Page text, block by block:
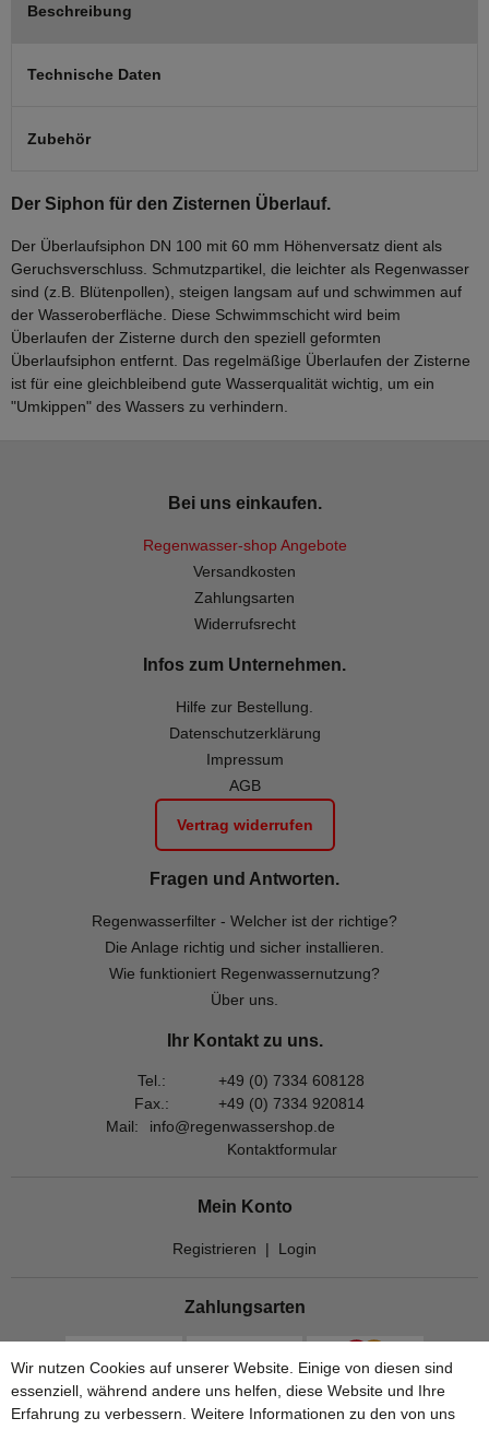
Beschreibung
Technische Daten
Zubehör
Der Siphon für den Zisternen Überlauf.
Der Überlaufsiphon DN 100 mit 60 mm Höhenversatz dient als
Geruchsverschluss. Schmutzpartikel, die leichter als Regenwasser
sind (z.B. Blütenpollen), steigen langsam auf und schwimmen auf
der Wasseroberfläche. Diese Schwimmschicht wird beim
Überlaufen der Zisterne durch den speziell geformten
Überlaufsiphon entfernt. Das regelmäßige Überlaufen der Zisterne
ist für eine gleichbleibend gute Wasserqualität wichtig, um ein
"Umkippen" des Wassers zu verhindern.
Bei uns einkaufen.
Regenwasser-shop Angebote
Versandkosten
Zahlungsarten
Widerrufsrecht
Infos zum Unternehmen.
Hilfe zur Bestellung.
Datenschutzerklärung
Impressum
AGB
Vertrag widerrufen
Fragen und Antworten.
Regenwasserfilter - Welcher ist der richtige?
Die Anlage richtig und sicher installieren.
Wie funktioniert Regenwassernutzung?
Über uns.
Ihr Kontakt zu uns.
Tel.:
+49 (0) 7334 608128
Fax.:
+49 (0) 7334 920814
Mail:
info@regenwassershop.de
Kontaktformular
Mein Konto
Registrieren | Login
Zahlungsarten
Wir nutzen Cookies auf unserer Website. Einige von diesen sind
essenziell, während andere uns helfen, diese Website und Ihre
Erfahrung zu verbessern. Weitere Informationen zu den von uns